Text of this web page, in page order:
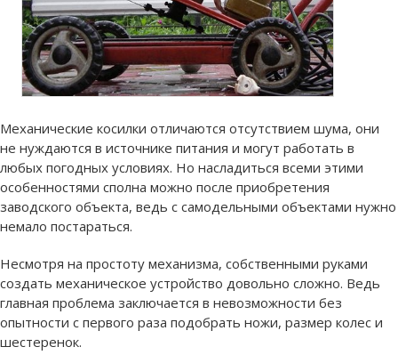
Механические косилки отличаются отсутствием шума, они
не нуждаются в источнике питания и могут работать в
любых погодных условиях. Но насладиться всеми этими
особенностями сполна можно после приобретения
заводского объекта, ведь с самодельными объектами нужно
немало постараться.
Несмотря на простоту механизма, собственными руками
создать механическое устройство довольно сложно. Ведь
главная проблема заключается в невозможности без
опытности с первого раза подобрать ножи, размер колес и
шестеренок.